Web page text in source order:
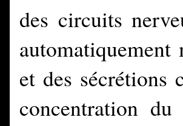
des circuits
automatiquement
et des sécrétions
concentration